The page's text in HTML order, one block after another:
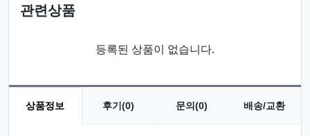
관련상품
등록된 상품이 없습니다.
상품정보 후기(0) 문의(0) 배송/교환